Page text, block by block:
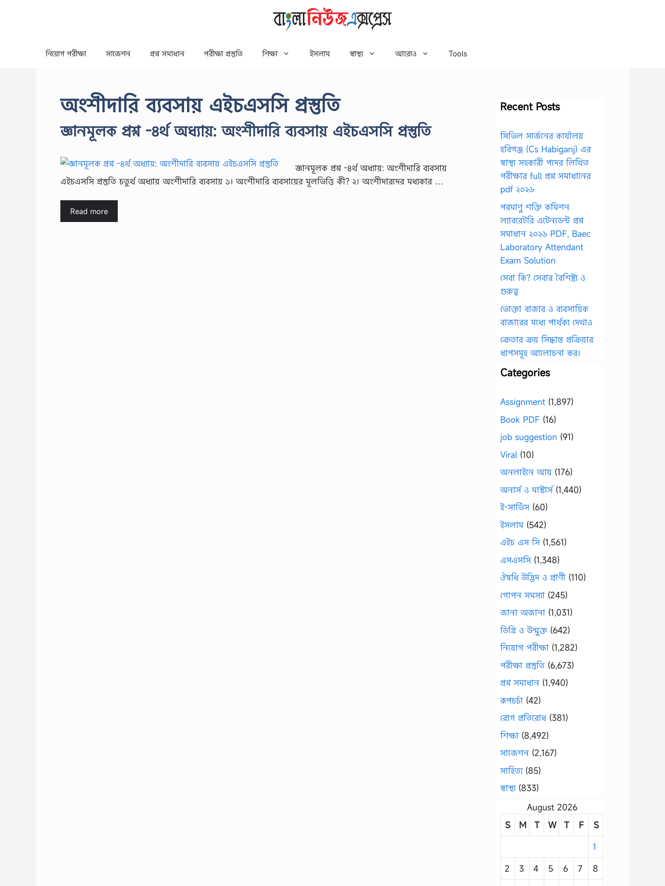
নিয়োগ পরীক্ষা সাজেশন প্রশ্ন সমাধান পরীক্ষা প্রস্তুতি শিক্ষা ইসলাম স্বাস্থ্য আরোও Tools
অংশীদারি ব্যবসায় এইচএসসি প্রস্তুতি
জ্ঞানমূলক প্রশ্ন -৪র্থ অধ্যায়: অংশীদারি ব্যবসায় এইচএসসি প্রস্তুতি
জ্ঞানমূলক প্রশ্ন -৪র্থ অধ্যায়: অংশীদারি ব্যবসায়
এইচএসসি প্রস্তুতি চতুর্থ অধ্যায় অংশীদারি ব্যবসায় ১। অংশীদারি ব্যবসায়ের মূলভিত্তি কী? ২। অংশীদারদের মধ্যকার …
Read more
Recent Posts
সিভিল সার্জনের কার্যালয়
হবিগঞ্জ (Cs Habiganj) এর
স্বাস্থ্য সহকারী পদের লিখিত
পরীক্ষার full প্রশ্ন সমাধানের
pdf ২০২৬
পরমাণু শক্তি কমিশন
ল্যাবরেটরি এটেনডেন্ট প্রশ্ন
সমাধান ২০২৬ PDF, Baec
Laboratory Attendant
Exam Solution
সেবা কি? সেবার বৈশিষ্ট্য ও
গুরুত্ব
ভোক্তা বাজার ও ব্যবসায়িক
বাজারের মধ্যে পার্থক্য দেখাও
ক্রেতার ক্রয় সিদ্ধান্ত প্রক্রিয়ার
ধাপসমূহ আলোচনা কর।
Categories
Assignment (1,897)
Book PDF (16)
job suggestion (91)
Viral (10)
অনলাইনে আয় (176)
অনার্স ও মাস্টার্স(1,440)
ই-সার্ভিস(60)
ইসলাম(542)
এইচ এস সি(1,561)
এসএসসি(1,348)
ঔষধি উদ্ভিদ ও প্রাণী (110)
গোপন সমস্যা (245)
জানা অজানা (1,031)
ডিগ্রি ও উন্মুক্ত (642)
নিয়োগ পরীক্ষা (1,282)
পরীক্ষা প্রস্তুতি (6,673)
প্রশ্ন সমাধান (1,940)
রূপচর্চা (42)
রোগ প্রতিরোধ(381)
শিক্ষা (8,492)
সাজেশন (2,167)
সাহিত্য(85)
স্বাস্থ্য(833)
August 2026
S
M T W T F
S
1
2
3 4 5 6 7
8